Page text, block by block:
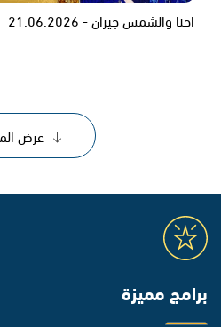
احنا والشمس جيران - 21.06.2026
عرض
برامج مميزة